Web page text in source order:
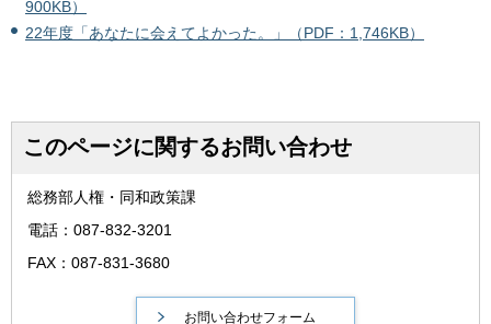
900KB）
22年度「あなたに会えてよかった。」（PDF：1,746KB）
このページに関するお問い合わせ
総務部人権・同和政策課
電話：087-832-3201
FAX：087-831-3680